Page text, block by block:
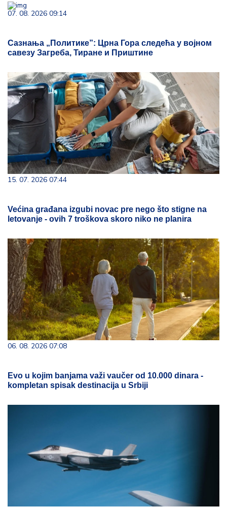
07. 08. 2026 09:14
Сазнања „Политике”: Црна Гора следећа у војном
савезу Загреба, Тиране и Приштине
15. 07. 2026 07:44
Većina građana izgubi novac pre nego što stigne na
letovanje - ovih 7 troškova skoro niko ne planira
06. 08. 2026 07:08
Evo u kojim banjama važi vaučer od 10.000 dinara -
kompletan spisak destinacija u Srbiji